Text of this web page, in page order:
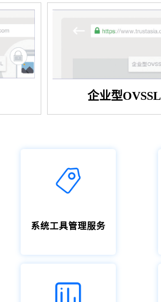
企业型OVSSL
系统工具管理服务